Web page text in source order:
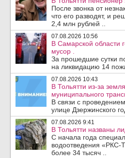
После звонка от
что его разводят, и
2,4 млн рублей ..
07.08.2026 10:56
В Самарской области
мусор .
За прошедшие сутки
на ликвидацию 14
07.08.2026 10:43
В Тольятти из-за
муниципального
В связи с
улице Дзержинского
07.08.2026 9:41
В Тольятти названы
С начала года
водоотведения «РКС-
более 34 тысяч ..